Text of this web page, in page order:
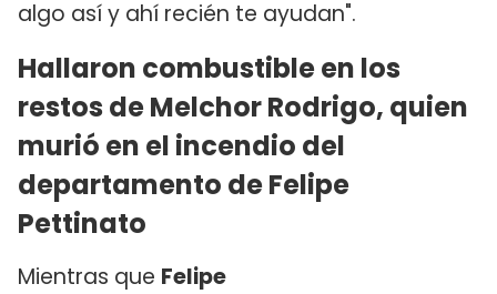
algo así y ahí recién te ayudan".
Hallaron combustible en los
restos de Melchor Rodrigo, quien
murió en el incendio del
departamento de Felipe
Pettinato
Mientras que Felipe